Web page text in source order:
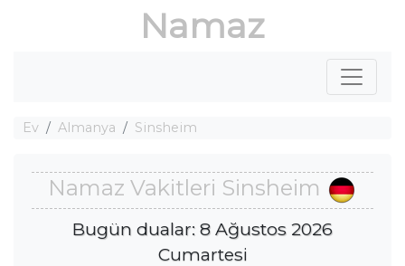
Namaz
Ev Almanya Sinsheim
Namaz Vakitleri Sinsheim
Bugün dualar: 8 Ağustos 2026
Cumartesi